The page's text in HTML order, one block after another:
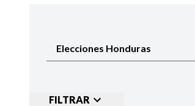
FILTRAR